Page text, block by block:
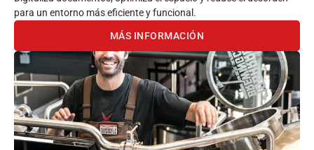
para un entorno más eficiente y funcional.
MÁS INFORMACIÓN